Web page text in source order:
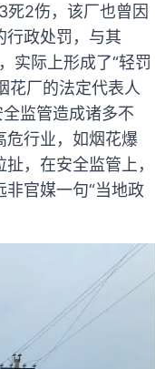
死2伤，该厂也曾因
行政处罚，与其
实际上形成了“轻罚
花厂的法定代表人
监管造成诸多不
危行业，如烟花爆
，在安全监管上，
官媒一句“当地政